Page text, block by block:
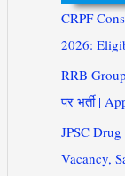
CRPF
2026:
RRB
पर भर्ती |
JPSC
Vacancy,